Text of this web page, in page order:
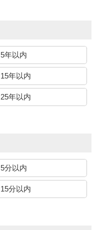
5年以内
15年以内
25年以内
5分以内
15分以内